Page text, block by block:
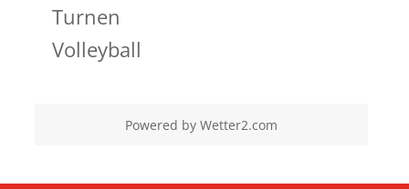
Turnen
Volleyball
Powered by Wetter2.com